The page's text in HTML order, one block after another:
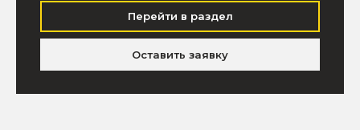
Перейти в раздел
Оставить заявку